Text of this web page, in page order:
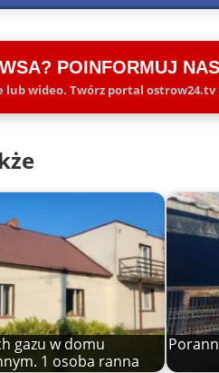
POINFORMUJ
lub wideo. Twórz portal ostrow24.tv
gazu w domu
1 osoba ranna